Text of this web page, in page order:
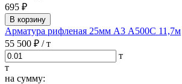
695 ₽
В корзину
Арматура рифленая 25мм А3 А500С 11,7м
55 500 ₽ / т
т
т
на сумму: